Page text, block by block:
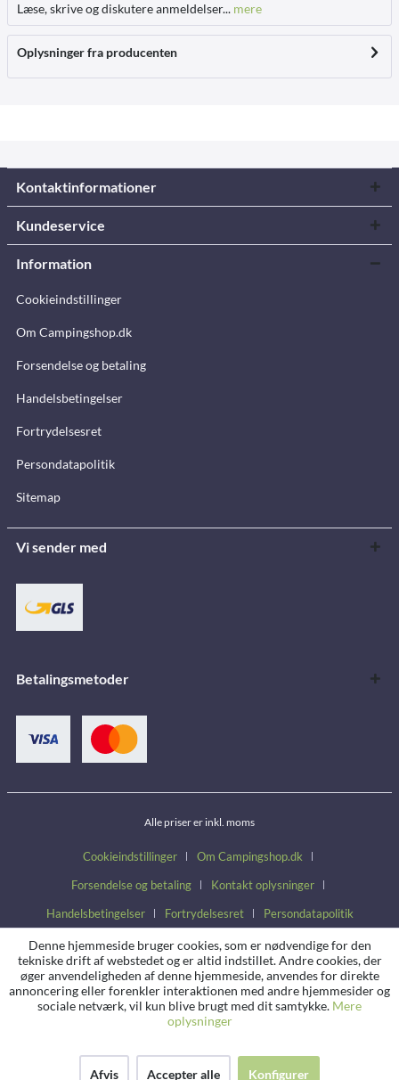
Læse, skrive og diskutere anmeldelser... mere
Oplysninger fra producenten
Kontaktinformationer
Kundeservice
Information
Cookieindstillinger
Om Campingshop.dk
Forsendelse og betaling
Handelsbetingelser
Fortrydelsesret
Persondatapolitik
Sitemap
Vi sender med
Betalingsmetoder
Alle priser er inkl. moms
Cookieindstillinger
Om Campingshop.dk
Forsendelse og betaling
Kontakt oplysninger
Handelsbetingelser
Fortrydelsesret Persondatapolitik
Denne hjemmeside bruger cookies, som er nødvendige for den
tekniske drift af webstedet og er altid indstillet. Andre cookies, der
øger anvendeligheden af denne hjemmeside, anvendes for direkte
annoncering eller forenkler interaktionen med andre hjemmesider og
sociale netværk, vil kun blive brugt med dit samtykke. Mere
oplysninger
Afvis Accepter alle Konfigurer